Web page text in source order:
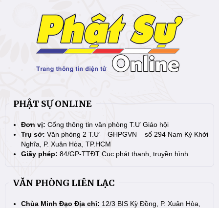
PHẬT SỰ ONLINE
Đơn vị: Cổng thông tin văn phòng T.Ư Giáo hội
Trụ sở: Văn phòng 2 T.Ư – GHPGVN – số 294 Nam Kỳ Khởi
Nghĩa, P. Xuân Hòa, TP.HCM
Giấy phép: 84/GP-TTĐT Cục phát thanh, truyền hình
VĂN PHÒNG LIÊN LẠC
Chùa Minh Đạo Địa chỉ: 12/3 BIS Kỳ Đồng, P. Xuân Hòa,